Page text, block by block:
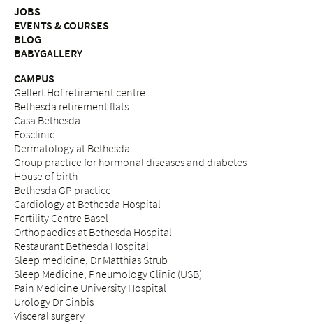
JOBS
EVENTS & COURSES
BLOG
BABYGALLERY
CAMPUS
Gellert Hof retirement centre
Bethesda retirement flats
Casa Bethesda
Eosclinic
Dermatology at Bethesda
Group practice for hormonal diseases and diabetes
House of birth
Bethesda GP practice
Cardiology at Bethesda Hospital
Fertility Centre Basel
Orthopaedics at Bethesda Hospital
Restaurant Bethesda Hospital
Sleep medicine, Dr Matthias Strub
Sleep Medicine, Pneumology Clinic (USB)
Pain Medicine University Hospital
Urology Dr Cinbis
Visceral surgery